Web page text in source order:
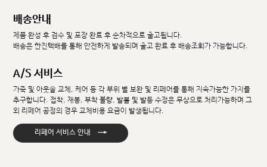
배송안내
제품 완성 후 검수 및 포장 완료 후 순차적으로 출고됩니다.
배송은 한진택배를 통해 안전하게 발송되며 출고 완료 후 배송조회가 가능합니다.
A/S 서비스
가죽 및 아웃솔 교체, 케어 등 각 부위 별 보완 및 리페어를 통해 지속가능한 가치를
추구합니다. 접착, 재봉, 부착 불량, 발볼 및 발등 수정은 무상으로 처리가능하며 그
외 리페어 공정의 경우 교체비용 요금이 발생됩니다.
리페어 서비스 안내 →